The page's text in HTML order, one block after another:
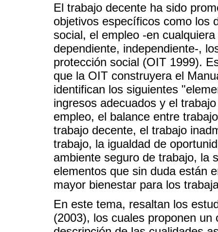
El trabajo decente ha sido
objetivos específicos como los
social, el empleo -en
dependiente, independiente-,
protección social (OIT 1999).
que la OIT construyera el
identifican los siguientes
ingresos adecuados y el
empleo, el balance entre
trabajo decente, el trabajo
trabajo, la igualdad de
ambiente seguro de trabajo, la
elementos que sin duda están
mayor bienestar para los
En este tema, resaltan los
(2003), los cuales proponen